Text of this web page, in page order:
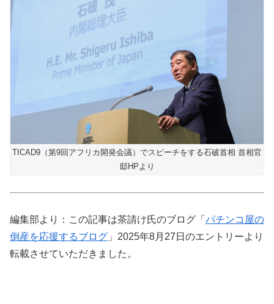
TICAD9（第9回アフリカ開発会議）でスピーチをする石破首相 首相官
邸HPより
編集部より：この記事は茶請け氏のブログ「 パチンコ屋の
倒産を応援するブログ 」2025年8月27日のエントリーより
転載させていただきました。